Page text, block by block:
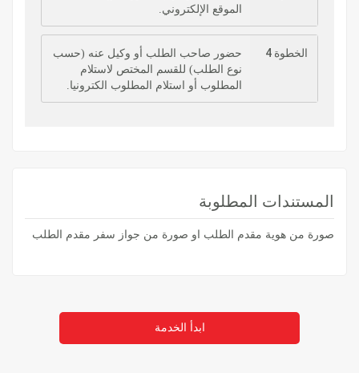
الموقع الإلكتروني.
الخطوة 4
حضور صاحب الطلب أو وكيل عنه (حسب
نوع الطلب) للقسم المختص لاستلام
المطلوب أو استلام المطلوب الكترونيا.
المستندات المطلوبة
صورة من هوية مقدم الطلب او صورة من جواز سفر مقدم الطلب
ابدأ الخدمة